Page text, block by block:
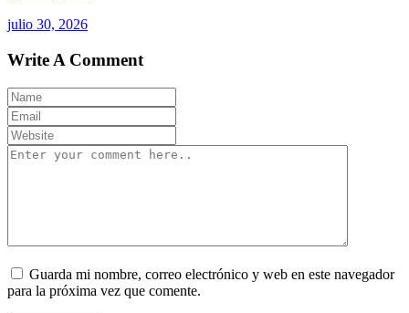
julio 30, 2026
Write A Comment
Guarda mi nombre, correo electrónico y web en este navegador
para la próxima vez que comente.